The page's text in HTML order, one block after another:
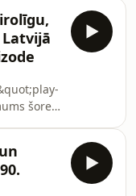
un
un
līdzi
šoreiz
NBA